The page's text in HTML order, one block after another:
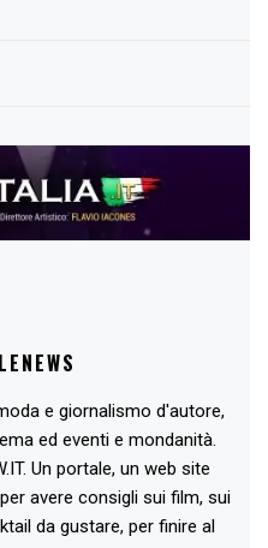
e giornalismo d'autore,
ed eventi e mondanità.
Un portale, un web site
avere consigli sui film, sui
da gustare, per finire al